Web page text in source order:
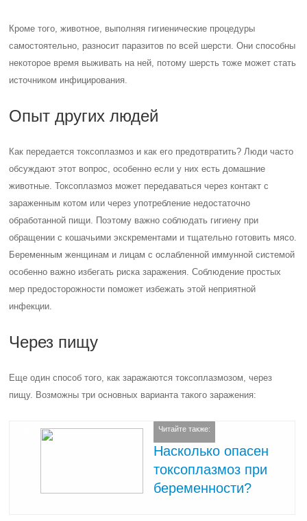
Кроме того, животное, выполняя гигиенические процедуры
самостоятельно, разносит паразитов по всей шерсти. Они способны
некоторое время выживать на ней, потому шерсть тоже может стать
источником инфицирования.
Опыт других людей
Как передается токсоплазмоз и как его предотвратить? Люди часто
обсуждают этот вопрос, особенно если у них есть домашние
животные. Токсоплазмоз может передаваться через контакт с
зараженным котом или через употребление недостаточно
обработанной пищи. Поэтому важно соблюдать гигиену при
обращении с кошачьими экскрементами и тщательно готовить мясо.
Беременным женщинам и лицам с ослабленной иммунной системой
особенно важно избегать риска заражения. Соблюдение простых
мер предосторожности поможет избежать этой неприятной
инфекции.
Через пищу
Еще один способ того, как заражаются токсоплазмозом, через
пищу. Возможны три основных варианта такого заражения:
Читайте также:
Насколько опасен
токсоплазмоз при
беременности?